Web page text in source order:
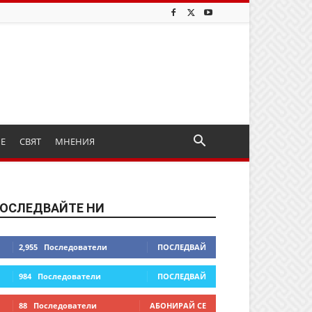
СВЯТ МНЕНИЯ
НИ
2,955 Последователи ПОСЛЕДВАЙ
984 Последователи ПОСЛЕДВАЙ
88 Последователи АБОНИРАЙ СЕ